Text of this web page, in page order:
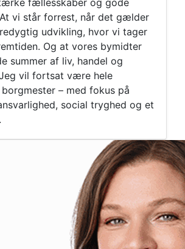
fællesskaber og gode
vi står forrest, når det gælder
udvikling, hvor vi tager
Og at vores bymidter
summer af liv, handel og
vil fortsat være hele
– med fokus på
social tryghed og et